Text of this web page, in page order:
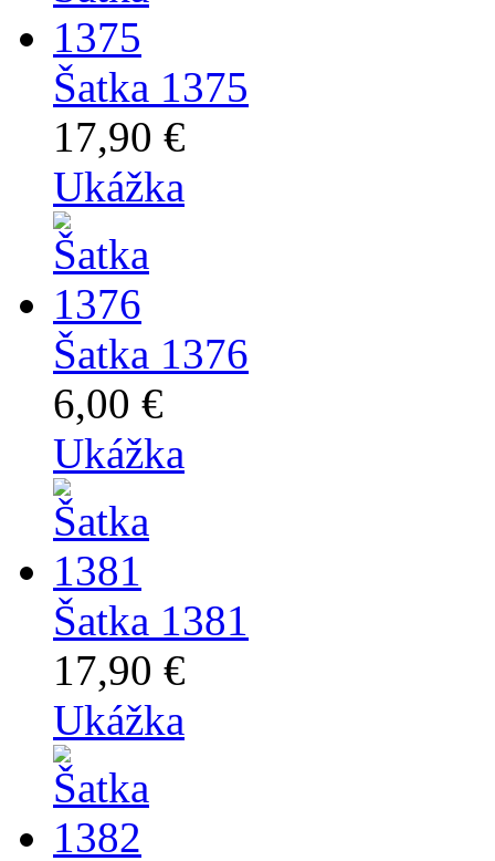
Šatka 1375
17,90 €
Ukážka
Šatka 1376
6,00 €
Ukážka
Šatka 1381
17,90 €
Ukážka